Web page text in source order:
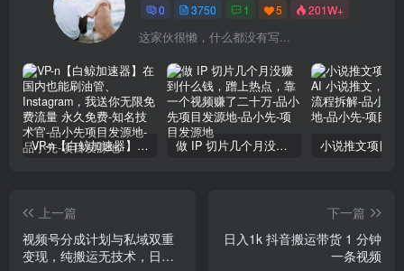
0 3750 1 5 201W+
这家伙很懒，什么都没有写...
VP-n【白鲸加速器】在国内也能刷油管、Instagram，我送你无限免费流量 永久免费-知名技术官-品小先项目发源地 做 IP 切片几个月没赚到什么钱，蹭上热点，靠一个视频赚了二十万-品小先项目发源地
上一篇
视频号分成计划与私域双重
变现，纯搬运无技术，日入
下一篇
日入1k 抖音搬运带货 1 分钟
一条视频